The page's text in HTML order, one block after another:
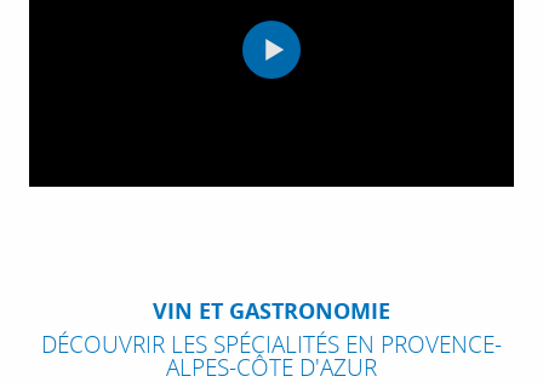
VIN ET GASTRONOMIE
DÉCOUVRIR LES SPÉCIALITÉS EN PROVENCE-
ALPES-CÔTE D'AZUR